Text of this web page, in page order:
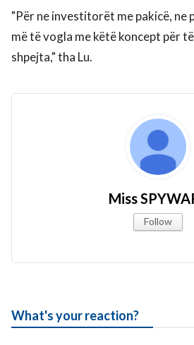
"Për ne investitorët me pakicë, ne
më të vogla me këtë koncept për
shpejta," tha Lu.
Miss
Follow
What's your reaction?